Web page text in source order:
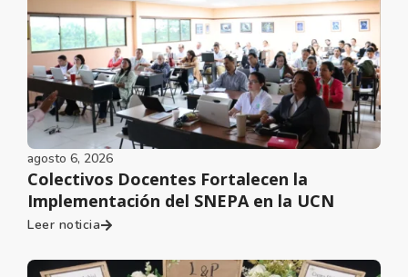
agosto 6, 2026
Colectivos Docentes Fortalecen la
Implementación del SNEPA en la UCN
Leer noticia